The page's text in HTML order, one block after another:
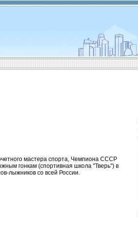
мастера спорта, Чемпиона СССР
гонкам (спортивная школа "Тверь") в
лыжников со всей России.